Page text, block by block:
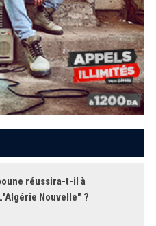
réussira-t-il à
Nouvelle" ?